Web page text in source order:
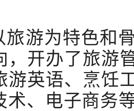
旅游为特色和
，开办了旅游
游英语、烹饪
术、电子商务